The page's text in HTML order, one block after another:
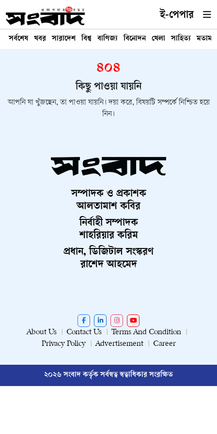
ই-পেপার
সর্বশেষ খবর সারাদেশ বিশ্ব বাণিজ্য বিনোদন খেলা সাহিত্য মতামত
৪০৪
কিছু পাওয়া যায়নি
আপনি যা খুঁজছেন, তা পাওয়া যায়নি। দয়া করে, বিষয়টি সম্পর্কে নিশ্চিত হয়ে
নিন।
সম্পাদক ও প্রকাশক
আলতামাশ কবির
নির্বাহী সম্পাদক
শাহরিয়ার করিম
প্রধান, ডিজিটাল সংস্করণ
রাশেদ আহমেদ
About Us Contact Us
Terms And Condition
Privacy Policy
Advertisement Career
২০২৬ সংবাদ কর্তৃক সর্বস্বত্ব স্বত্বাধিকার সংরক্ষিত